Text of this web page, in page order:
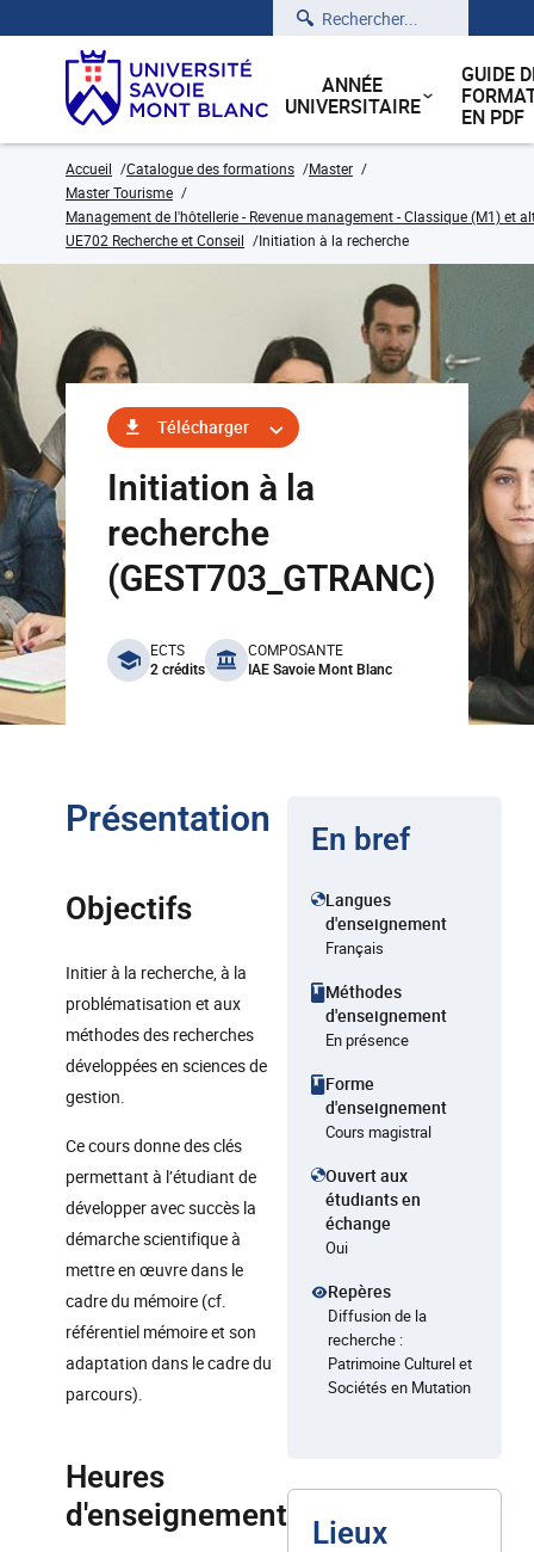
Rechercher
ANNÉE
UNIVERSITAIRE
GUIDE
EN PDF
Accueil Catalogue des formations
Master
Master Tourisme
Management de l'hôtellerie - Revenue management - Classique (M1) et
UE702 Recherche et Conseil
Initiation à la recherche
Télécharger
Initiation à la
recherche
(GEST703_GTRANC)
benefits
ECTS
2 crédits
COMPOSANTE
IAE Savoie Mont Blanc
Présentation
Objectifs
Initier à la recherche, à la
problématisation et aux
méthodes des recherches
développées en sciences de
gestion.
Ce cours donne des clés
permettant à l’étudiant de
développer avec succès la
démarche scientifique à
mettre en œuvre dans le
cadre du mémoire (cf.
référentiel mémoire et son
adaptation dans le cadre du
parcours).
Heures
d'enseignement
En bref
Langues
d'enseignement
Français
Méthodes
d'enseignement
En présence
Forme
d'enseignement
Cours magistral
Ouvert aux
étudiants en
échange
Oui
Repères
Diffusion de la
recherche :
Patrimoine Culturel et
Sociétés en Mutation
Lieux